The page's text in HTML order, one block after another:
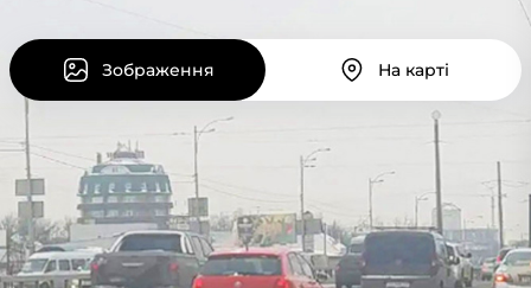
Зображення На карті